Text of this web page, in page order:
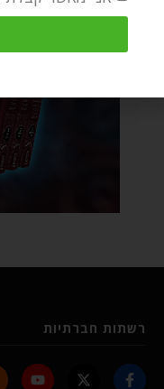
רשתות חברתיות